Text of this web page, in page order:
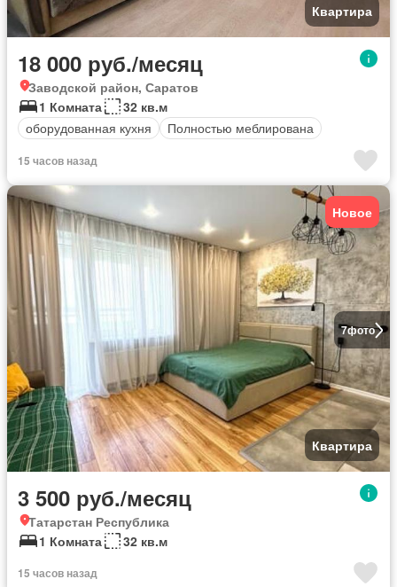
Квартира
18 000 руб./месяц
Заводской район, Саратов
1 Комната
32 кв.м
оборудованная кухня
Полностью меблирована
15 часов назад
7фото
Новое
Квартира
3 500 руб./месяц
Татарстан Республика
1 Комната
32 кв.м
15 часов назад